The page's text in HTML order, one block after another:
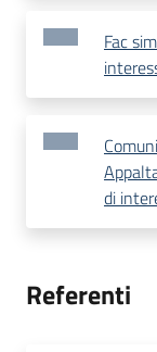
Fac
di
Referenti